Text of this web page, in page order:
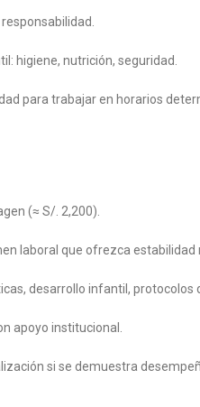
higiene, nutrición, seguridad.
para trabajar en horarios
(≈ S/. 2,200).
laboral que ofrezca estabilidad
desarrollo infantil, protocolos
apoyo institucional.
si se demuestra